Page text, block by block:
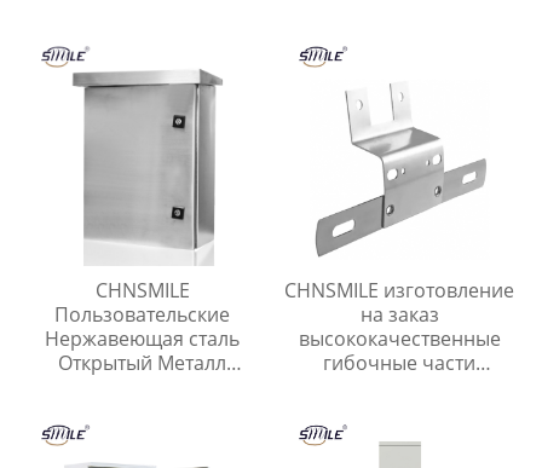
листового металла
управления
CHNSMILE
Пользовательские
Нержавеющая сталь
Открытый Металл
CHNSMILE изготовление
на заказ
высококачественные
гибочные части
продукты